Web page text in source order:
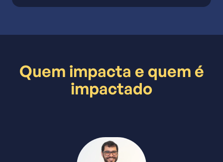
Quem impacta e quem é
impactado